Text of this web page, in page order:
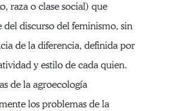
raza o clase social) que
del discurso del feminismo, sin
de la diferencia, definida por
y estilo de cada quien.
de la agroecología
los problemas de la